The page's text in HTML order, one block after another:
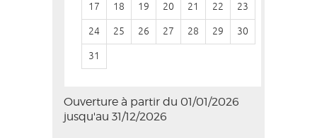
17 18 19 20 21 22 23
24 25 26 27 28 29 30
31
Ouverture à partir du 01/01/2026
jusqu'au 31/12/2026